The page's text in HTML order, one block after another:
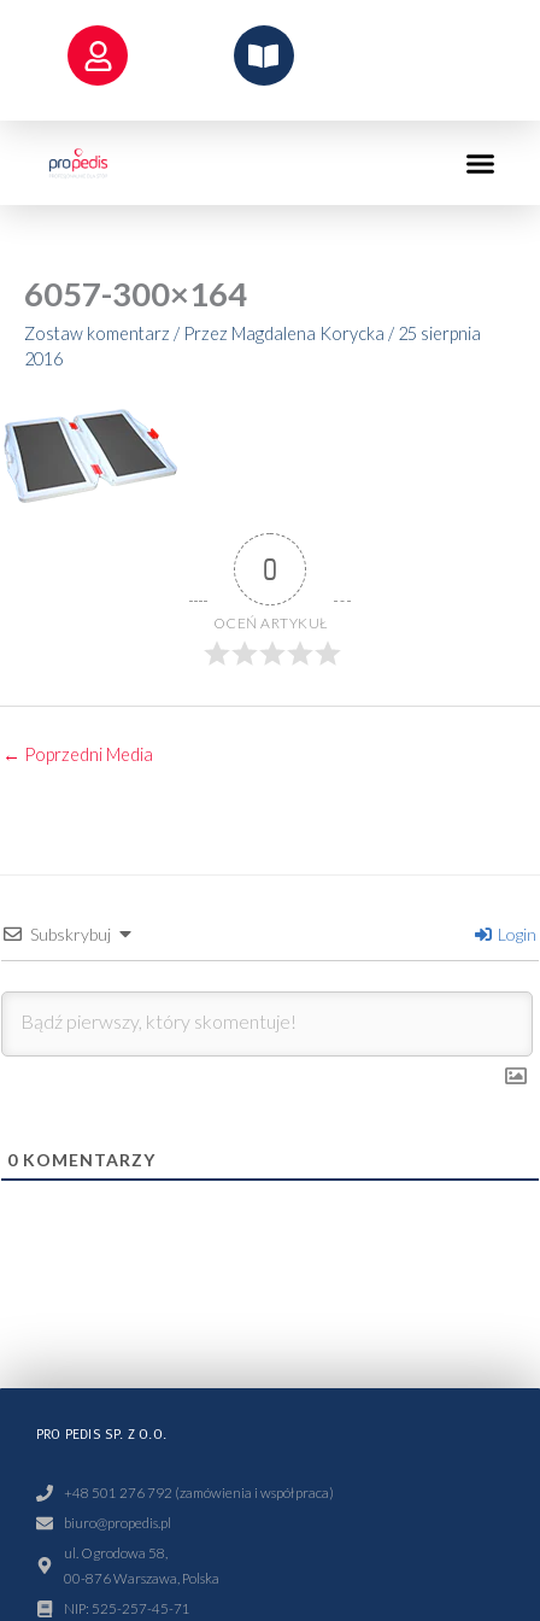
6057-300×164
Zostaw komentarz / Przez Magdalena Korycka / 25 sierpnia
2016
0
OCEŃ ARTYKUŁ
← Poprzedni Media
Subskrybuj Login
0 KOMENTARZY
PRO PEDIS SP. Z O.O.
+48 501 276 792 (zamówienia i współpraca)
biuro@propedis.pl
ul. Ogrodowa 58,
00-876 Warszawa, Polska
NIP: 525-257-45-71